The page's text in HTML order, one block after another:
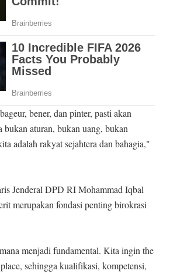
bener, dan pinter, pasti akan
bukan aturan, bukan uang, bukan
adalah rakyat sejahtera dan bahagia,"
Jenderal DPD RI Mohammad Iqbal
merupakan fondasi penting birokrasi
menjadi fundamental. Kita ingin the
sehingga kualifikasi, kompetensi,